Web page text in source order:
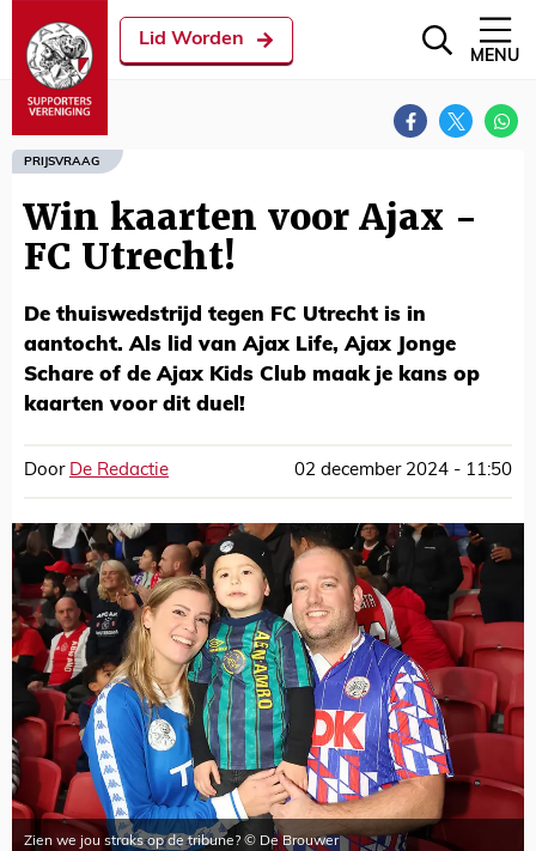
Lid Worden
MENU
PRIJSVRAAG
Win kaarten voor Ajax -
FC Utrecht!
De thuiswedstrijd tegen FC Utrecht is in
aantocht. Als lid van Ajax Life, Ajax Jonge
Schare of de Ajax Kids Club maak je kans op
kaarten voor dit duel!
Door De Redactie 02 december 2024 - 11:50
Zien we jou straks op de tribune? © De Brouwer